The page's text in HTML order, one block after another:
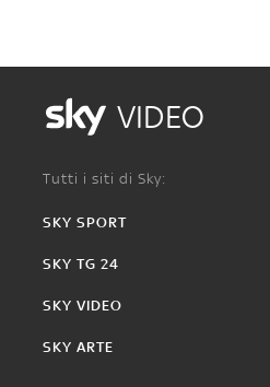
VIDEO
Tutti i siti di Sky:
SKY SPORT
SKY TG 24
SKY VIDEO
SKY ARTE